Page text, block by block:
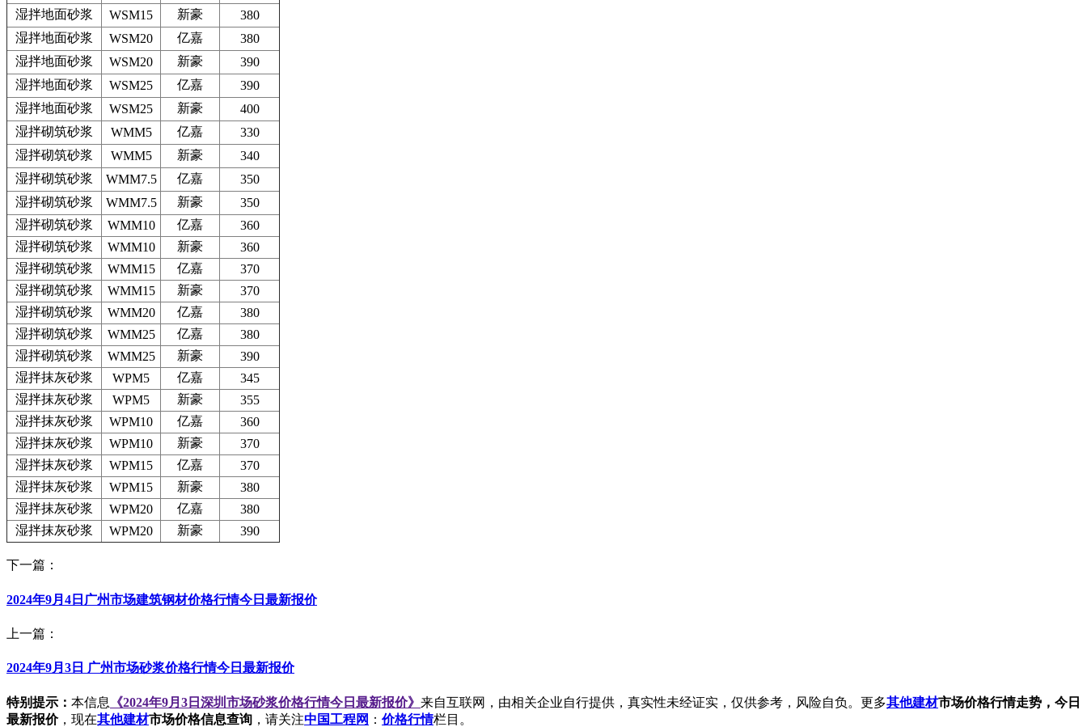
湿拌地面砂浆
WSM15 新豪
380
湿拌地面砂浆
WSM20 亿嘉
380
湿拌地面砂浆
WSM20 新豪
390
湿拌地面砂浆
WSM25 亿嘉
390
湿拌地面砂浆
WSM25 新豪
400
湿拌砌筑砂浆
WMM5 亿嘉
330
湿拌砌筑砂浆
WMM5 新豪
340
湿拌砌筑砂浆
WMM7.5 亿嘉
350
湿拌砌筑砂浆
WMM7.5 新豪
350
湿拌砌筑砂浆
WMM10 亿嘉
360
湿拌砌筑砂浆
WMM10 新豪
360
湿拌砌筑砂浆
WMM15 亿嘉
370
湿拌砌筑砂浆
WMM15 新豪
370
湿拌砌筑砂浆
WMM20 亿嘉
380
湿拌砌筑砂浆
WMM25 亿嘉
380
湿拌砌筑砂浆
WMM25 新豪
390
湿拌抹灰砂浆
WPM5 亿嘉
345
湿拌抹灰砂浆
WPM5 新豪
355
湿拌抹灰砂浆
WPM10 亿嘉
360
湿拌抹灰砂浆
WPM10 新豪
370
湿拌抹灰砂浆
WPM15 亿嘉
370
湿拌抹灰砂浆
WPM15 新豪
380
湿拌抹灰砂浆
WPM20 亿嘉
380
湿拌抹灰砂浆
WPM20 新豪 390
下一篇：
2024年9月4日广州市场建筑钢材价格行情今日最新报价
上一篇：
2024年9月3日 广州市场砂浆价格行情今日最新报价
特别提示： 本信息 《2024年9月3日深圳市场砂浆价格行情今日最新报价》 来自互联网，由相关企业自行提供，真实性未经证实，仅供参考，风险自负。更多其他建材市场价格行情走势，今日
最新报价，现在其他建材市场价格信息查询 ，请关注中国工程网 ： 价格行情栏目。